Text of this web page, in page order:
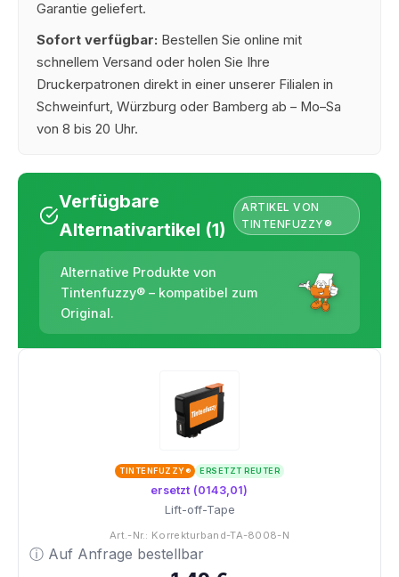
Garantie geliefert.
Sofort verfügbar: Bestellen Sie online mit
schnellem Versand oder holen Sie Ihre
Druckerpatronen direkt in einer unserer Filialen in
Schweinfurt, Würzburg oder Bamberg ab – Mo–Sa
von 8 bis 20 Uhr.
Verfügbare
Alternativartikel (1)
ARTIKEL VON
TINTENFUZZY®
Alternative Produkte von
Tintenfuzzy® – kompatibel zum
Original.
TINTENFUZZY® ERSETZT REUTER
ersetzt (0143,01)
Lift-off-Tape
Art.-Nr.: Korrekturband-TA-8008-N
ⓘ Auf Anfrage bestellbar